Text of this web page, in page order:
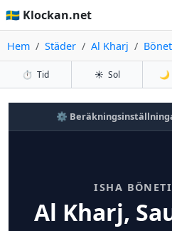
🇸🇪 Klockan.net
Hem Städer Al Kharj
⏱️ Tid ☀️ Sol 🌙
⚙️
ISHA
Al Kharj,